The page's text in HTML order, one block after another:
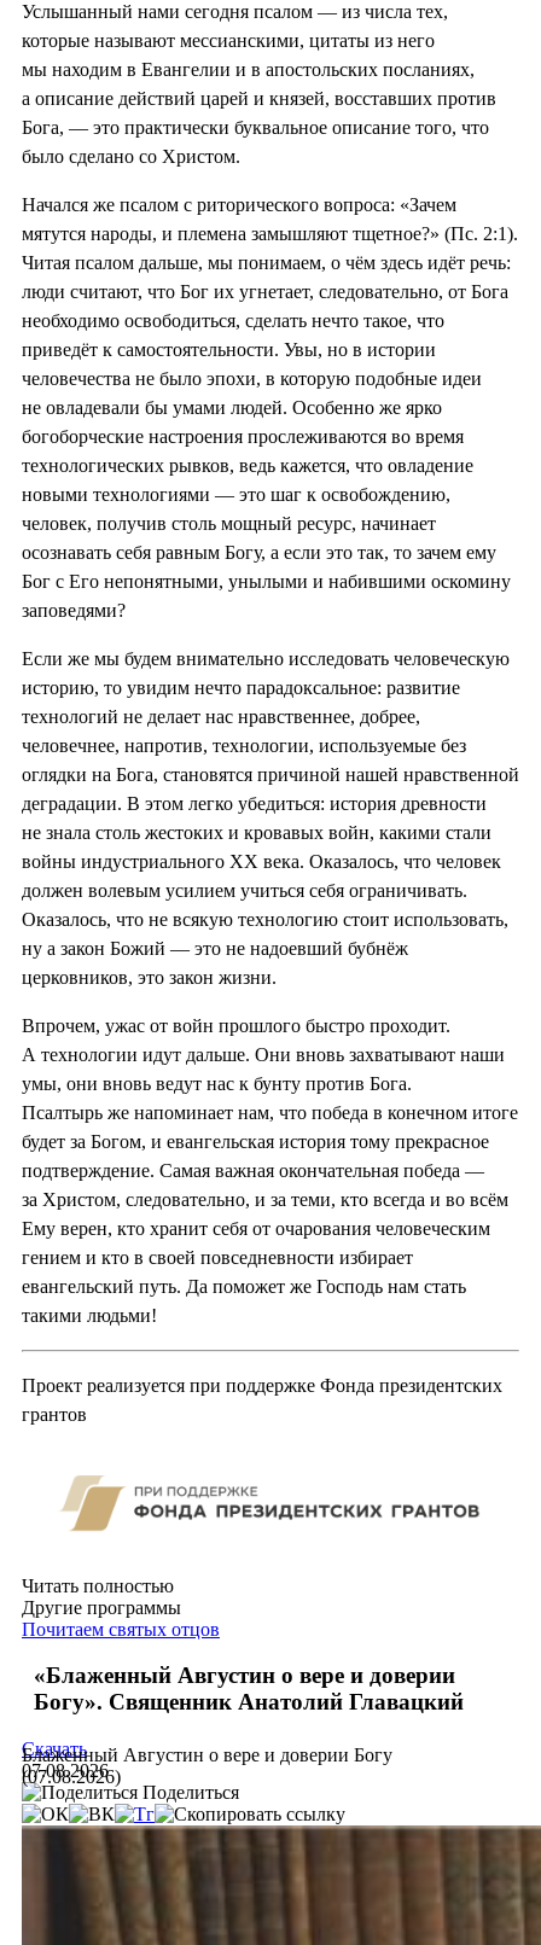
Услышанный нами сегодня псалом — из числа тех,
которые называют мессианскими, цитаты из него
мы находим в Евангелии и в апостольских посланиях,
а описание действий царей и князей, восставших против
Бога, — это практически буквальное описание того, что
было сделано со Христом.
Начался же псалом с риторического вопроса: «Зачем
мятутся народы, и племена замышляют тщетное?» (Пс. 2:1).
Читая псалом дальше, мы понимаем, о чём здесь идёт речь:
люди считают, что Бог их угнетает, следовательно, от Бога
необходимо освободиться, сделать нечто такое, что
приведёт к самостоятельности. Увы, но в истории
человечества не было эпохи, в которую подобные идеи
не овладевали бы умами людей. Особенно же ярко
богоборческие настроения прослеживаются во время
технологических рывков, ведь кажется, что овладение
новыми технологиями — это шаг к освобождению,
человек, получив столь мощный ресурс, начинает
осознавать себя равным Богу, а если это так, то зачем ему
Бог с Его непонятными, унылыми и набившими оскомину
заповедями?
Если же мы будем внимательно исследовать человеческую
историю, то увидим нечто парадоксальное: развитие
технологий не делает нас нравственнее, добрее,
человечнее, напротив, технологии, используемые без
оглядки на Бога, становятся причиной нашей нравственной
деградации. В этом легко убедиться: история древности
не знала столь жестоких и кровавых войн, какими стали
войны индустриального XX века. Оказалось, что человек
должен волевым усилием учиться себя ограничивать.
Оказалось, что не всякую технологию стоит использовать,
ну а закон Божий — это не надоевший бубнёж
церковников, это закон жизни.
Впрочем, ужас от войн прошлого быстро проходит.
А технологии идут дальше. Они вновь захватывают наши
умы, они вновь ведут нас к бунту против Бога.
Псалтырь же напоминает нам, что победа в конечном итоге
будет за Богом, и евангельская история тому прекрасное
подтверждение. Самая важная окончательная победа —
за Христом, следовательно, и за теми, кто всегда и во всём
Ему верен, кто хранит себя от очарования человеческим
гением и кто в своей повседневности избирает
евангельский путь. Да поможет же Господь нам стать
такими людьми!
Проект реализуется при поддержке Фонда президентских
грантов
Читать полностью
Другие программы
Почитаем святых отцов
«Блаженный Августин о вере и доверии
Богу». Священник Анатолий Главацкий
Блаженный Августин о вере и доверии Богу
(07.08.2026)
Скачать
07.08.2026
Поделиться